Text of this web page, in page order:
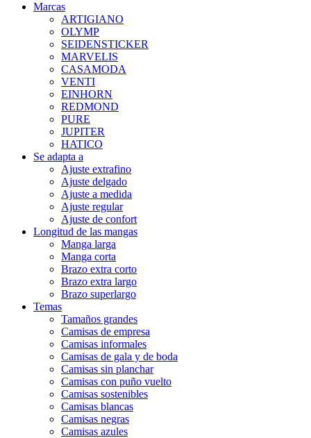
Marcas
ARTIGIANO
OLYMP
SEIDENSTICKER
MARVELIS
CASAMODA
VENTI
EINHORN
REDMOND
PURE
JUPITER
HATICO
Se adapta a
Ajuste extrafino
Ajuste delgado
Ajuste a medida
Ajuste regular
Ajuste de confort
Longitud de las mangas
Manga larga
Manga corta
Brazo extra corto
Brazo extra largo
Brazo superlargo
Temas
Tamaños grandes
Camisas de empresa
Camisas informales
Camisas de gala y de boda
Camisas sin planchar
Camisas con puño vuelto
Camisas sostenibles
Camisas blancas
Camisas negras
Camisas azules